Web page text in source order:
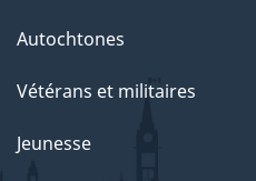
Autochtones
Vétérans et militaires
Jeunesse